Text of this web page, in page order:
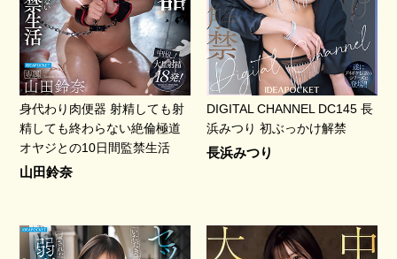
身代わり肉便器 射精しても射
精しても終わらない絶倫極道
オヤジとの10日間監禁生活
山田鈴奈
DIGITAL CHANNEL DC145 長
浜みつり 初ぶっかけ解禁
長浜みつり